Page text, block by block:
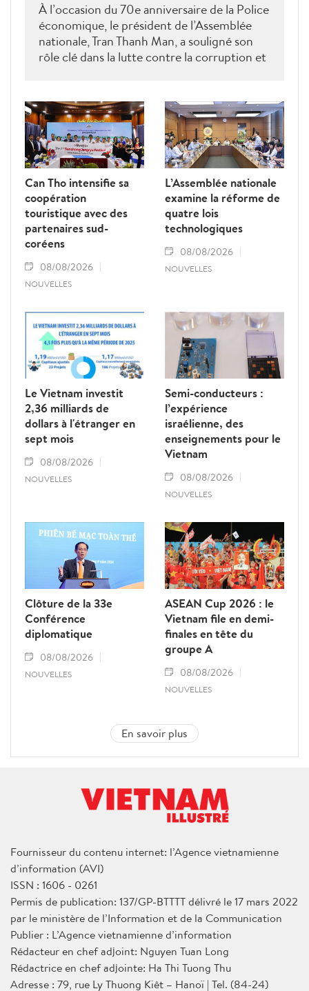
À l’occasion du 70e anniversaire de la Police
économique, le président de l’Assemblée
nationale, Tran Thanh Man, a souligné son
rôle clé dans la lutte contre la corruption et
Can Tho intensifie sa
coopération
touristique avec des
partenaires sud-
coréens
08/08/2026
NOUVELLES
L’Assemblée nationale
examine la réforme de
quatre lois
technologiques
08/08/2026
NOUVELLES
Le Vietnam investit
2,36 milliards de
dollars à l'étranger en
sept mois
08/08/2026
NOUVELLES
Semi-conducteurs :
l’expérience
israélienne, des
enseignements pour le
Vietnam
08/08/2026
NOUVELLES
Clôture de la 33e
Conférence
diplomatique
08/08/2026
NOUVELLES
ASEAN Cup 2026 : le
Vietnam file en demi-
finales en tête du
groupe A
08/08/2026
NOUVELLES
En savoir plus
Fournisseur du contenu internet: l’Agence vietnamienne
d’information (AVI)
ISSN : 1606 - 0261
Permis de publication: 137/GP-BTTTT délivré le 17 mars 2022
par le ministère de l’Information et de la Communication
Publier : L’Agence vietnamienne d’information
Rédacteur en chef adjoint: Nguyen Tuan Long
Rédactrice en chef adjointe: Ha Thi Tuong Thu
Adresse : 79, rue Ly Thuong Kiêt – Hanoï | Tel. (84-24)